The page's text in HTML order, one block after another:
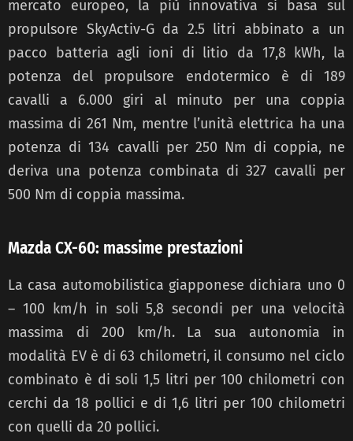
mercato europeo, la più innovativa si basa sul
propulsore SkyActiv-G da 2.5 litri abbinato a un
pacco batteria agli ioni di litio da 17,8 kWh, la
potenza del propulsore endotermico è di 189
cavalli a 6.000 giri al minuto per una coppia
massima di 261 Nm, mentre l’unità elettrica ha una
potenza di 134 cavalli per 250 Nm di coppia, ne
deriva una potenza combinata di 327 cavalli per
500 Nm di coppia massima.
Mazda CX-60: massime prestazioni
La casa automobilistica giapponese dichiara uno 0
– 100 km/h in soli 5,8 secondi per una velocità
massima di 200 km/h. La sua autonomia in
modalità EV è di 63 chilometri, il consumo nel ciclo
combinato è di soli 1,5 litri per 100 chilometri con
cerchi da 18 pollici e di 1,6 litri per 100 chilometri
con quelli da 20 pollici.